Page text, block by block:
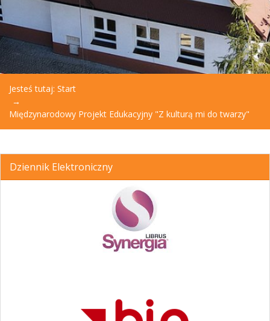
Jesteś tutaj: Start
Międzynarodowy Projekt Edukacyjny "Z kulturą mi do twarzy"
Dziennik Elektroniczny